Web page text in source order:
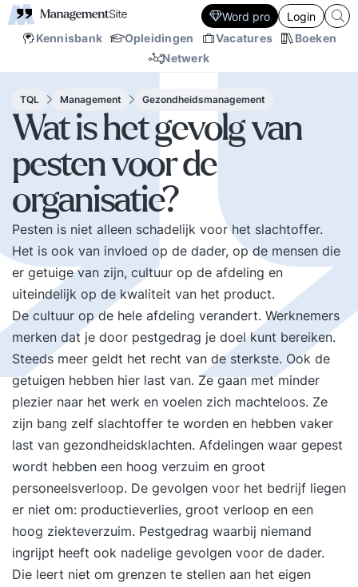
Kennisbank Opleidingen Vacatures
Boeken
Netwerk
Word pro Login
TQL Management Gezondheidsmanagement
Wat is het gevolg van
pesten voor de
organisatie?
Pesten is niet alleen schadelijk voor het slachtoffer.
Het is ook van invloed op de dader, op de mensen die
er getuige van zijn, cultuur op de afdeling en
uiteindelijk op de kwaliteit van het product.
De cultuur op de hele afdeling verandert. Werknemers
merken dat je door pestgedrag je doel kunt bereiken.
Steeds meer geldt het recht van de sterkste. Ook de
getuigen hebben hier last van. Ze gaan met minder
plezier naar het werk en voelen zich machteloos. Ze
zijn bang zelf slachtoffer te worden en hebben vaker
last van gezondheidsklachten. Afdelingen waar gepest
wordt hebben een hoog verzuim en groot
personeelsverloop. De gevolgen voor het bedrijf liegen
er niet om: productieverlies, groot verloop en een
hoog ziekteverzuim. Pestgedrag waarbij niemand
ingrijpt heeft ook nadelige gevolgen voor de dader.
Die leert niet om grenzen te stellen aan het eigen